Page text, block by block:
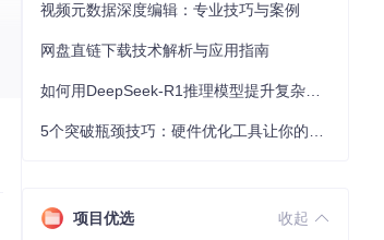
视频元数据深度编辑：专业技巧与案例
网盘直链下载技术解析与应用指南
项目优选 收起